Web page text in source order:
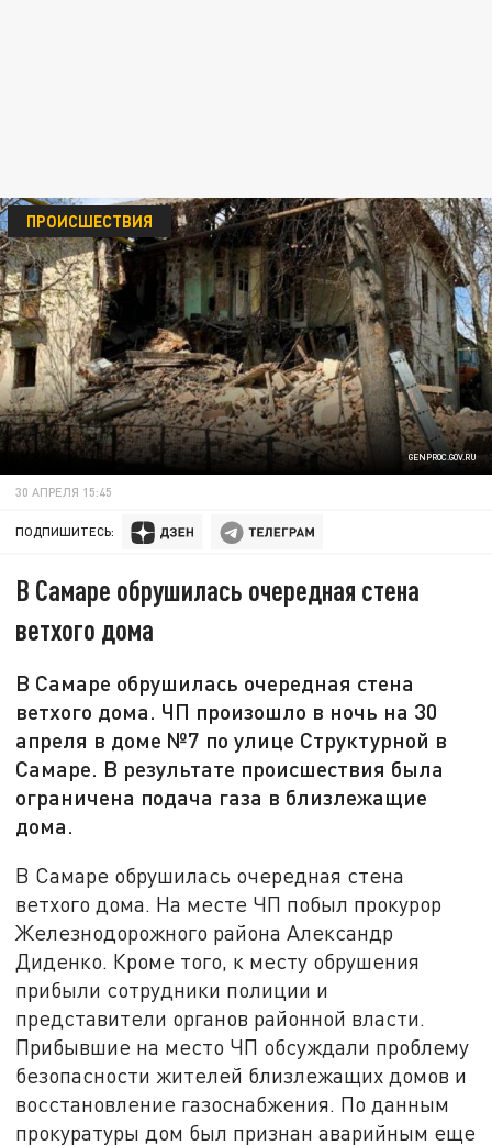
GENPROC.GOV.RU
ПРОИСШЕСТВИЯ
30 АПРЕЛЯ 15:45
ПОДПИШИТЕСЬ:
В Самаре обрушилась очередная стена
ветхого дома
В Самаре обрушилась очередная стена
ветхого дома. ЧП произошло в ночь на 30
апреля в доме №7 по улице Структурной в
Самаре. В результате происшествия была
ограничена подача газа в близлежащие
дома.
В Самаре обрушилась очередная стена
ветхого дома. На месте ЧП побыл прокурор
Железнодорожного района Александр
Диденко. Кроме того, к месту обрушения
прибыли сотрудники полиции и
представители органов районной власти.
Прибывшие на место ЧП обсуждали проблему
безопасности жителей близлежащих домов и
восстановление газоснабжения. По данным
прокуратуры дом был признан аварийным еще